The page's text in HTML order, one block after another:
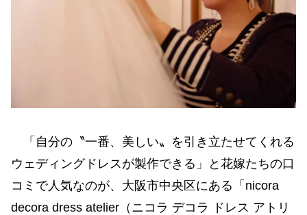
「自分の〝一番、美しい〟を引き立たせてくれる
ウェディングドレスが製作できる」と花嫁たちの口
コミで人気なのが、大阪市中央区にある「nicora
decora dress atelier（ニコラ デコラ ドレス アトリ